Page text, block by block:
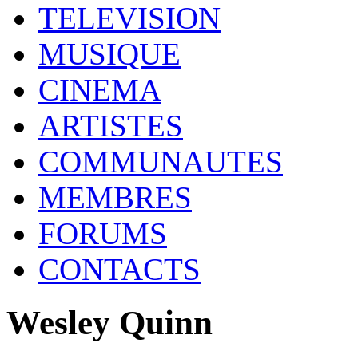
TELEVISION
MUSIQUE
CINEMA
ARTISTES
COMMUNAUTES
MEMBRES
FORUMS
CONTACTS
Wesley Quinn